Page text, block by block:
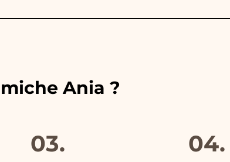
rubans aux couleurs du cadeau de mariage
Ania ?
03. 04.